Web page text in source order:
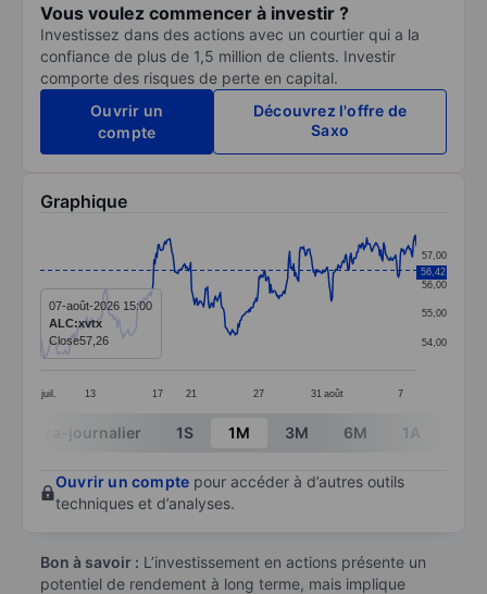
Vous voulez commencer à investir ?
Investissez dans des actions avec un courtier qui a la
confiance de plus de 1,5 million de clients. Investir
comporte des risques de perte en capital.
Ouvrir un
compte
Découvrez l'offre de
Saxo
Graphique
Line chart with 381 data points.
The chart has 1 X axis displaying categories.
The chart has 1 Y axis displaying values. Data
juil. 13 17 21 27 31 août 7
54,00
55,00
56,00
57,00
56,42
07-août-2026 15:00
ALC:xvtx
Close57,26
End of interactive chart.
Intra-journalier 1S 1M 3M 6M 1A
Ouvrir un compte pour accéder à d’autres outils
techniques et d’analyses.
Bon à savoir : L’investissement en actions présente un
potentiel de rendement à long terme, mais implique